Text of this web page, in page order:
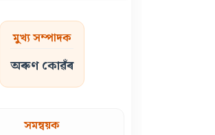
মুখ্য সম্পাদক
অৰুণ কোৱঁৰ
সমন্বয়ক